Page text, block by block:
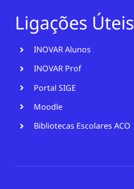
Ligações Úteis
INOVAR Alunos
INOVAR Prof
Portal SIGE
Moodle
Bibliotecas Escolares ACO